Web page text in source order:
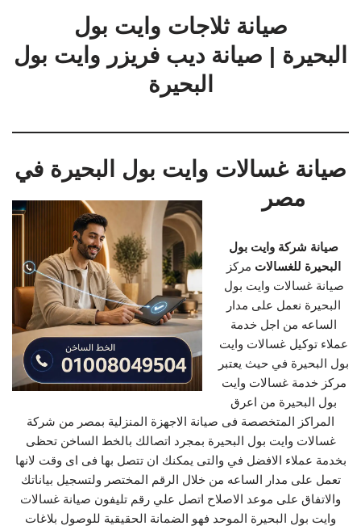
صيانة ثلاجات وايت بول
البحيرة | صيانة ديب فريزر وايت بول
البحيرة
صيانة غسالات وايت بول البحيرة في
مصر
صيانة شركة وايت بول
البحيرة للغسالات مركز
صيانة غسالات وايت بول
البحيرة نعمل على مدار
الساعه من اجل خدمة
عملاء توكيل غسالات وايت
بول البحيرة في حيث يعتبر
مركز خدمة غسالات وايت
بول البحيرة من اعرق
المراكز المتخصصة فى صيانة الاجهزة المنزلية بمصر من شركة
غسالات وايت بول البحيرة بمجرد اتصالك بالخط الساخن تحظى
بخدمة عملاء الافضل في والتى يمكنك ان تتصل بها فى اى وقت لانها
تعمل على مدار الساعه من خلال الرقم المختصر ولتسجيل بياناتك
والاتفاق على موعد الاصلاح اتصل علي رقم تليفون صيانة غسالات
وايت بول البحيرة الموحد فهو الضمانة الحقيقية للوصول بلاغات